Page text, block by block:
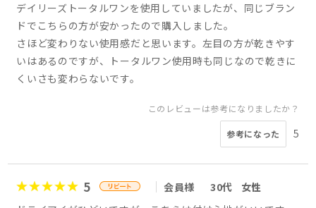
デイリーズトータルワンを使用していましたが、同じブラン
ドでこちらの方が安かったので購入しました。
さほど変わりない使用感だと思います。左目の方が乾きやす
いはあるのですが、トータルワン使用時も同じなので乾きに
くいさも変わらないです。
このレビューは参考になりましたか？
参考になった 5
5 会員様 30代
女性